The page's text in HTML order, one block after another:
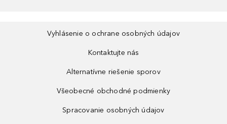
Vyhlásenie o ochrane osobných údajov
Kontaktujte nás
Alternatívne riešenie sporov
Všeobecné obchodné podmienky
Spracovanie osobných údajov